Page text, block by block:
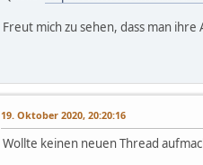
Freut mich zu sehen, dass man
19. Oktober 2020, 20:20:16
Wollte keinen neuen Thread